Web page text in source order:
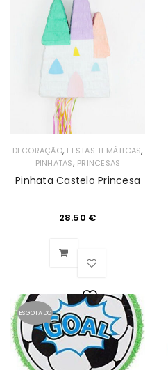
de
Desejos
DECORAÇÃO, FESTAS TEMÁTICAS,
PINHATAS, PRINCESAS
Pinhata Castelo Princesa
28.50 €
Lista
de
ESGOTADO